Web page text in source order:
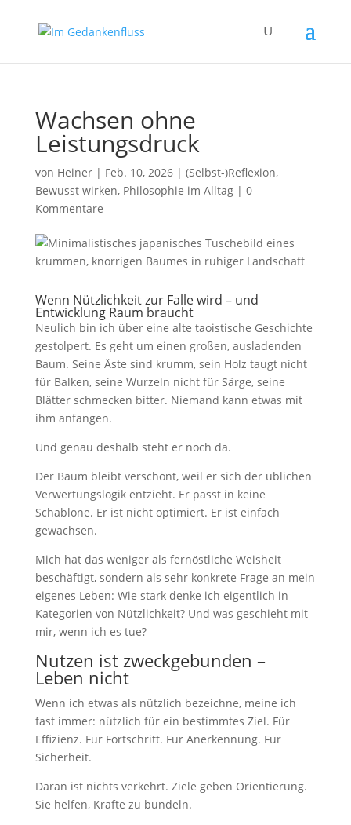
Wachsen ohne
Leistungsdruck
von Heiner| Feb. 10, 2026| (Selbst-)Reflexion,
Bewusst wirken, Philosophie im Alltag| 0
Kommentare
Wenn Nützlichkeit zur Falle wird – und
Entwicklung Raum braucht
Neulich bin ich über eine alte taoistische Geschichte
gestolpert. Es geht um einen großen, ausladenden
Baum. Seine Äste sind krumm, sein Holz taugt nicht
für Balken, seine Wurzeln nicht für Särge, seine
Blätter schmecken bitter. Niemand kann etwas mit
ihm anfangen.
Und genau deshalb steht er noch da.
Der Baum bleibt verschont, weil er sich der üblichen
Verwertungslogik entzieht. Er passt in keine
Schablone. Er ist nicht optimiert. Er ist einfach
gewachsen.
Mich hat das weniger als fernöstliche Weisheit
beschäftigt, sondern als sehr konkrete Frage an mein
eigenes Leben: Wie stark denke ich eigentlich in
Kategorien von Nützlichkeit? Und was geschieht mit
mir, wenn ich es tue?
Nutzen ist zweckgebunden –
Leben nicht
Wenn ich etwas als nützlich bezeichne, meine ich
fast immer: nützlich für ein bestimmtes Ziel. Für
Effizienz. Für Fortschritt. Für Anerkennung. Für
Sicherheit.
Daran ist nichts verkehrt. Ziele geben Orientierung.
Sie helfen, Kräfte zu bündeln.